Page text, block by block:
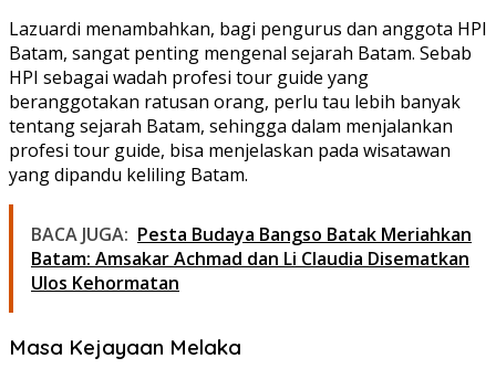
Lazuardi menambahkan, bagi pengurus dan anggota HPI
Batam, sangat penting mengenal sejarah Batam. Sebab
HPI sebagai wadah profesi tour guide yang
beranggotakan ratusan orang, perlu tau lebih banyak
tentang sejarah Batam, sehingga dalam menjalankan
profesi tour guide, bisa menjelaskan pada wisatawan
yang dipandu keliling Batam.
BACA JUGA: Pesta Budaya Bangso Batak Meriahkan
Batam: Amsakar Achmad dan Li Claudia Disematkan
Ulos Kehormatan
Masa Kejayaan Melaka